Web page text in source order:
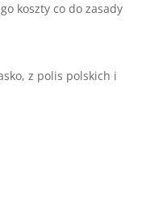
koszty co do zasady
z polis polskich i